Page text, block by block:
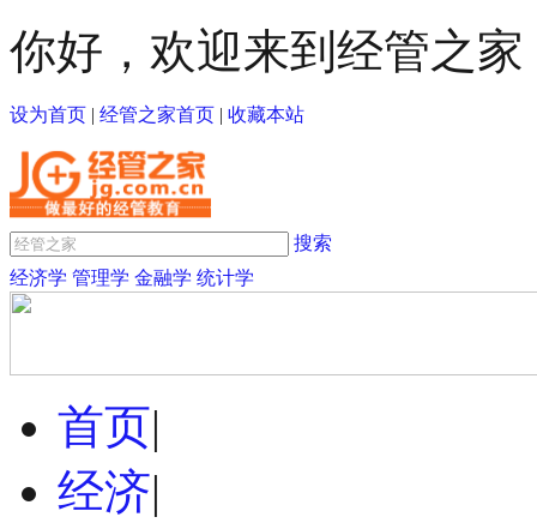
你好，欢迎来到经管之家
设为首页 | 经管之家首页 | 收藏本站
搜索
经济学 管理学 金融学 统计学
首页|
经济|